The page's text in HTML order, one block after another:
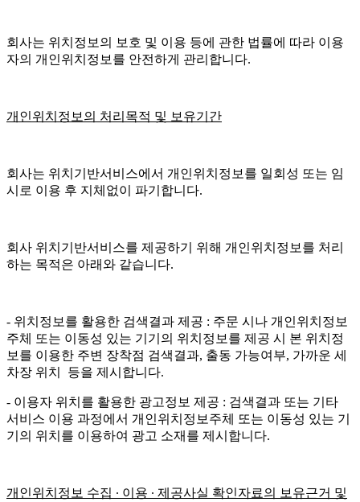
회사는 위치정보의 보호 및 이용 등에 관한 법률에 따라 이용
자의 개인위치정보를 안전하게 관리합니다.
개인위치정보의 처리목적 및 보유기간
회사는 위치기반서비스에서 개인위치정보를 일회성 또는 임
시로 이용 후 지체없이 파기합니다.
회사 위치기반서비스를 제공하기 위해 개인위치정보를 처리
하는 목적은 아래와 같습니다.
- 위치정보를 활용한 검색결과 제공 : 주문 시나 개인위치정보
주체 또는 이동성 있는 기기의 위치정보를 제공 시 본 위치정
보를 이용한 주변 장착점 검색결과, 출동 가능여부, 가까운 세
차장 위치 등을 제시합니다.
- 이용자 위치를 활용한 광고정보 제공 : 검색결과 또는 기타
서비스 이용 과정에서 개인위치정보주체 또는 이동성 있는 기
기의 위치를 이용하여 광고 소재를 제시합니다.
개인위치정보 수집 ∙ 이용 ∙ 제공사실 확인자료의 보유근거 및